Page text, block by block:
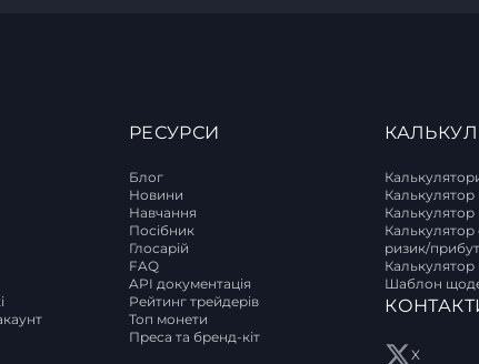
РЕСУРСИ
Блог
Новини
Навчання
Посібник
Глосарій
FAQ
API документація
Рейтинг трейдерів
Топ монети
Преса та бренд-кіт
Калькулятор
Калькулятор
Калькулятор
ризик/
Калькулятор
Шаблон
X